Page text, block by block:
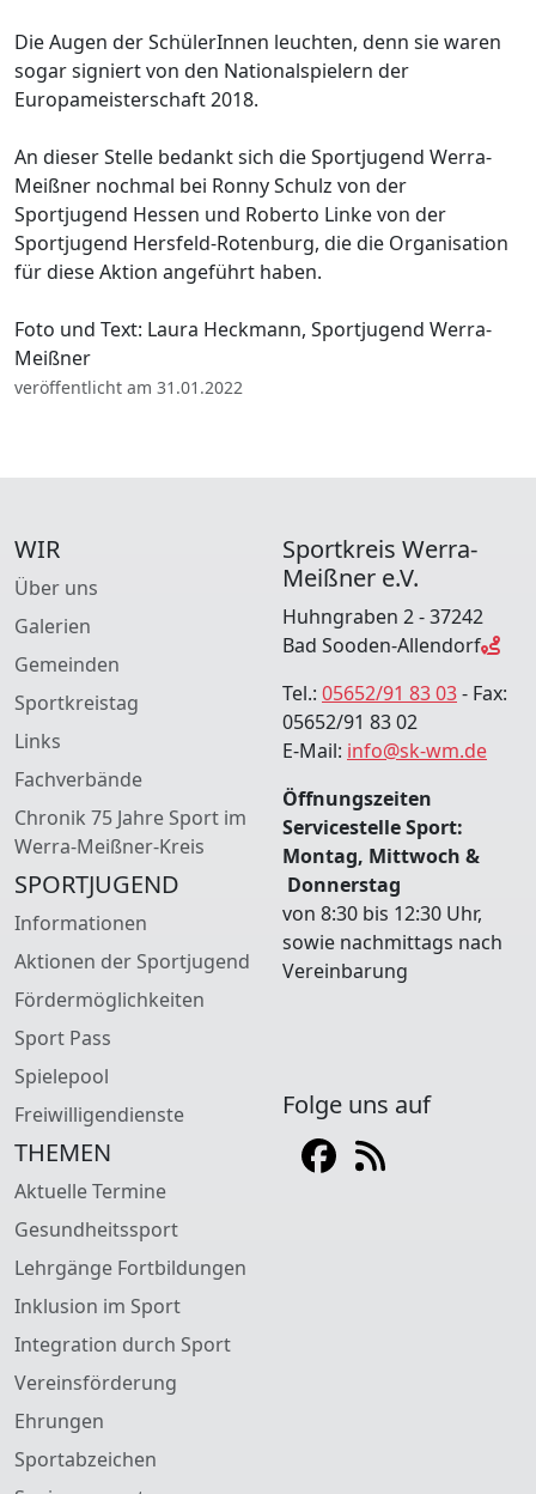
Die Augen der SchülerInnen leuchten, denn sie waren
sogar signiert von den Nationalspielern der
Europameisterschaft 2018.
An dieser Stelle bedankt sich die Sportjugend Werra-
Meißner nochmal bei Ronny Schulz von der
Sportjugend Hessen und Roberto Linke von der
Sportjugend Hersfeld-Rotenburg, die die Organisation
für diese Aktion angeführt haben.
Foto und Text: Laura Heckmann, Sportjugend Werra-
Meißner
veröffentlicht am 31.01.2022
WIR
Über uns
Galerien
Gemeinden
Sportkreistag
Links
Fachverbände
Chronik 75 Jahre Sport im
Werra-Meißner-Kreis
SPORTJUGEND
Informationen
Aktionen der Sportjugend
Fördermöglichkeiten
Sport Pass
Spielepool
Freiwilligendienste
THEMEN
Aktuelle Termine
Gesundheitssport
Lehrgänge Fortbildungen
Inklusion im Sport
Integration durch Sport
Vereinsförderung
Ehrungen
Sportabzeichen
Sportkreis Werra-
Meißner e.V.
Huhngraben 2 - 37242
Bad Sooden-Allendorf
Tel.: 05652/91 83 03- Fax:
05652/91 83 02
E-Mail: info@sk-wm.de
Öffnungszeiten
Servicestelle Sport:
Montag, Mittwoch &
Donnerstag
von 8:30 bis 12:30 Uhr,
sowie nachmittags nach
Vereinbarung
Folge uns auf